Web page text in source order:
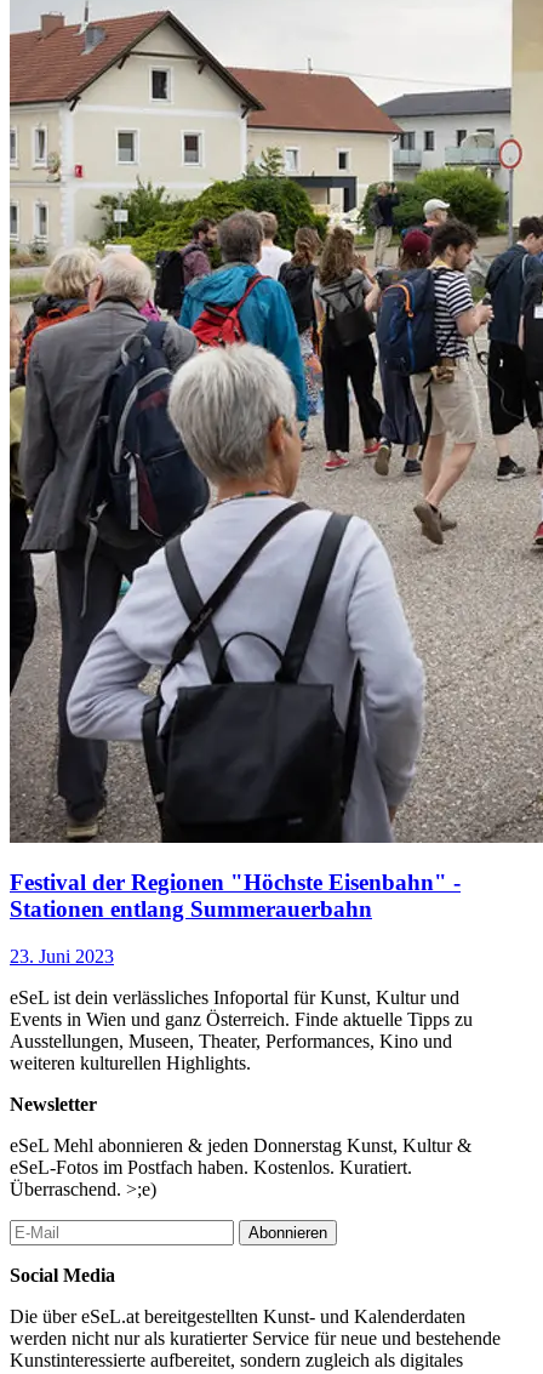
Festival der Regionen "Höchste Eisenbahn" -
Stationen entlang Summerauerbahn
23. Juni 2023
eSeL ist dein verlässliches Infoportal für Kunst, Kultur und
Events in Wien und ganz Österreich. Finde aktuelle Tipps zu
Ausstellungen, Museen, Theater, Performances, Kino und
weiteren kulturellen Highlights.
Newsletter
eSeL Mehl abonnieren & jeden Donnerstag Kunst, Kultur &
eSeL-Fotos im Postfach haben. Kostenlos. Kuratiert.
Überraschend. >;e)
Abonnieren
Social Media
Die über eSeL.at bereitgestellten Kunst- und Kalenderdaten
werden nicht nur als kuratierter Service für neue und bestehende
Kunstinteressierte aufbereitet, sondern zugleich als digitales